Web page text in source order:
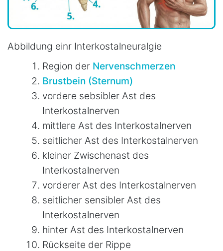
Abbildung einr Interkostalneuralgie
Region der Nervenschmerzen
Brustbein (Sternum)
vordere sebsibler Ast des
Interkostalnerven
mittlere Ast des Interkostalnerven
seitlicher Ast des Interkostalnerven
kleiner Zwischenast des
Interkostalnerven
vorderer Ast des Interkostalnerven
seitlicher sensibler Ast des
Interkostalnerven
hinter Ast des Interkostalnerven
Rückseite der Rippe